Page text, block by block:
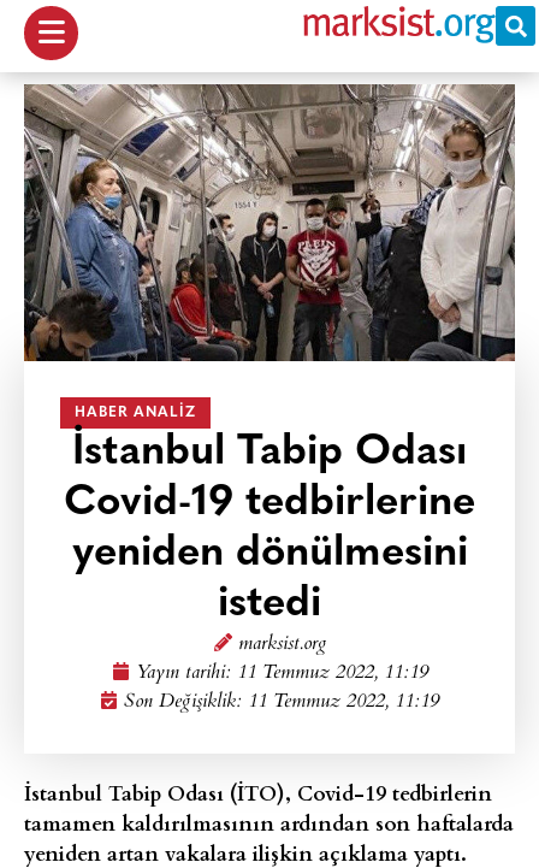
HABER ANALIZ
İstanbul Tabip Odası
Covid-19 tedbirlerine
yeniden dönülmesini
istedi
marksist.org
Yayın tarihi: 11 Temmuz 2022, 11:19
Son Değişiklik: 11 Temmuz 2022, 11:19
İstanbul Tabip Odası (İTO), Covid-19 tedbirlerin
tamamen kaldırılmasının ardından son haftalarda
yeniden artan vakalara ilişkin açıklama yaptı.